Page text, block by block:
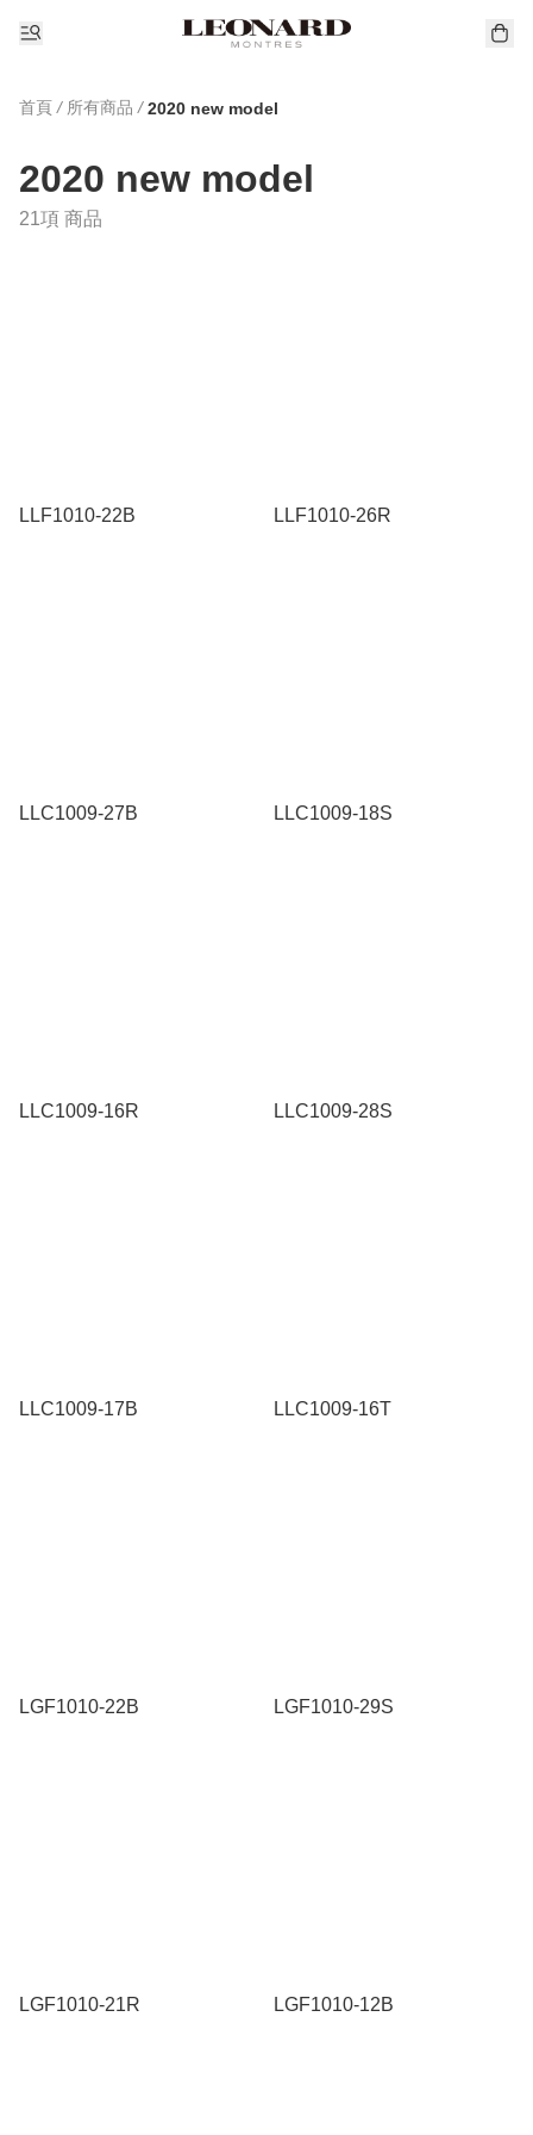
首頁 / 所有商品 / 2020 new model
2020 new model
21項 商品
LLF1010-22B LLF1010-26R
LLC1009-27B LLC1009-18S
LLC1009-16R LLC1009-28S
LLC1009-17B LLC1009-16T
LGF1010-22B LGF1010-29S
LGF1010-21R LGF1010-12B